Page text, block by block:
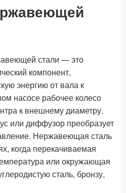
стали — это
компонент,
энергию от вала к
насосе рабочее колесо
к внешнему диаметру.
или диффузор преобразует
Нержавеющая сталь
когда перекачиваемая
или окружающая
сталь, бронзу,